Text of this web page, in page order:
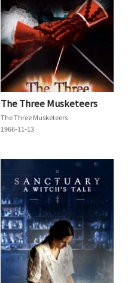
The Three Musketeers
The Three Musketeers
1966-11-13